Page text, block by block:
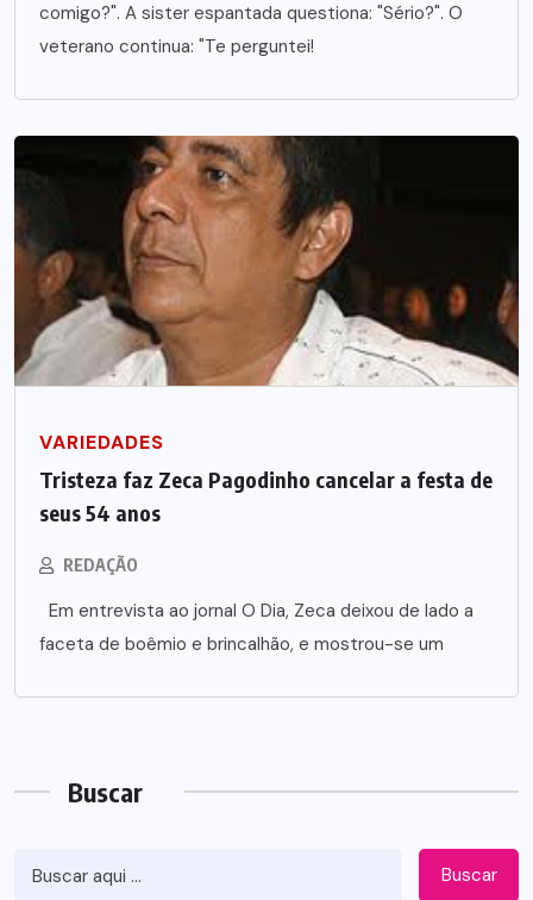
comigo?". A sister espantada questiona: "Sério?". O
veterano continua: "Te perguntei!
VARIEDADES
Tristeza faz Zeca Pagodinho cancelar a festa de
seus 54 anos
REDAÇÃO
Em entrevista ao jornal O Dia, Zeca deixou de lado a
faceta de boêmio e brincalhão, e mostrou-se um
Buscar
Buscar